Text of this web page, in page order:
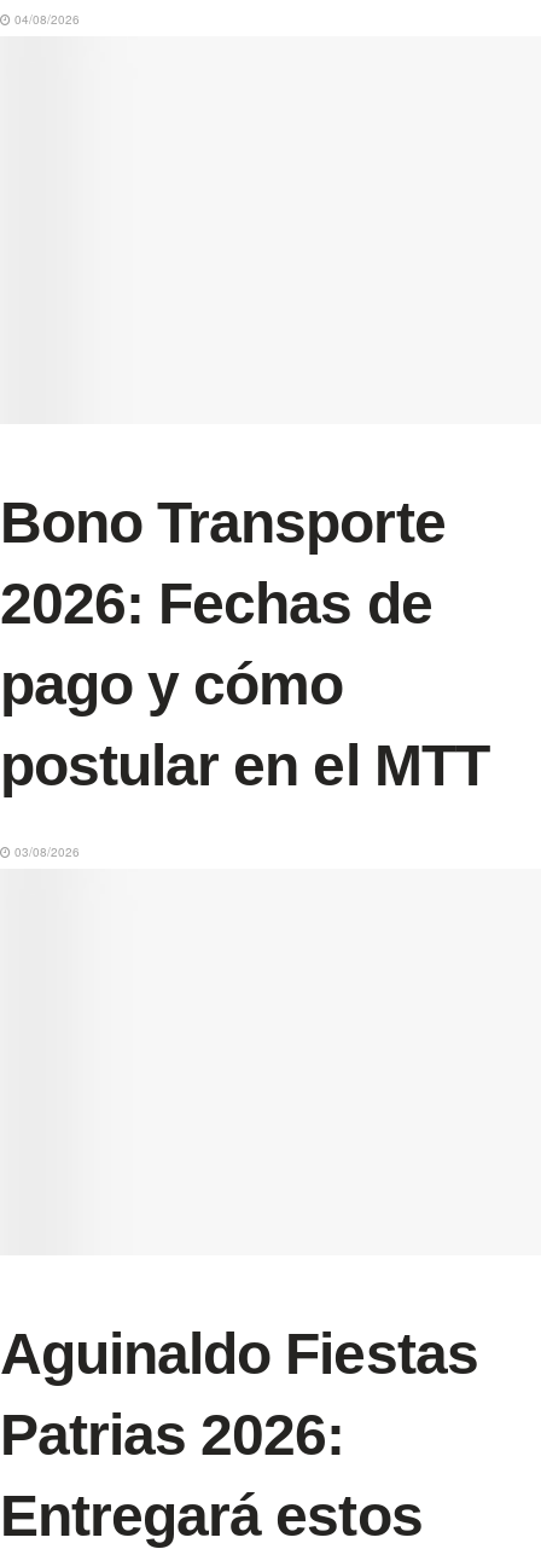
04/08/2026
Bono Transporte
2026: Fechas de
pago y cómo
postular en el MTT
03/08/2026
Aguinaldo Fiestas
Patrias 2026:
Entregará estos